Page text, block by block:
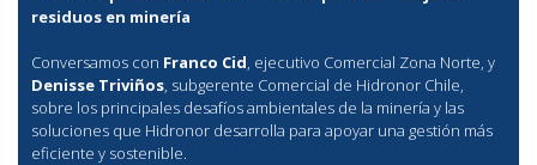
residuos en minería
Conversamos con Franco Cid, ejecutivo Comercial Zona Norte, y
Denisse Triviños, subgerente Comercial de Hidronor Chile,
sobre los principales desafíos ambientales de la minería y las
soluciones que Hidronor desarrolla para apoyar una gestión más
eficiente y sostenible.